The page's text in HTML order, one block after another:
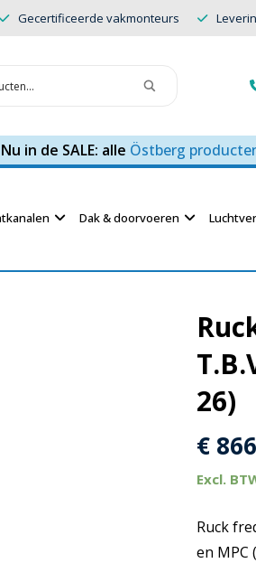
Gecertificeerde vakmonteurs
Nu in de SALE: alle Östberg
Dak & doorvoeren
26)
€
Ruck
en MPC